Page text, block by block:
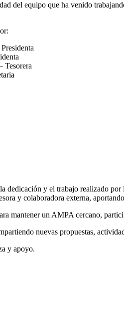
del equipo que ha venido
Tesorera
dedicación y el trabajo realizado
y colaboradora externa,
mantener un AMPA cercano,
nuevas propuestas,
y apoyo.